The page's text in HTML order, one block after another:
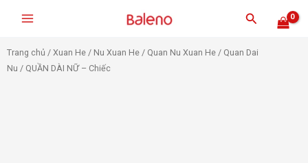
dung
Tìm
Trang chủ / Xuan He / Nu Xuan He / Quan Nu Xuan He / Quan Dai
Nu / QUẦN DÀI NỮ – Chiếc